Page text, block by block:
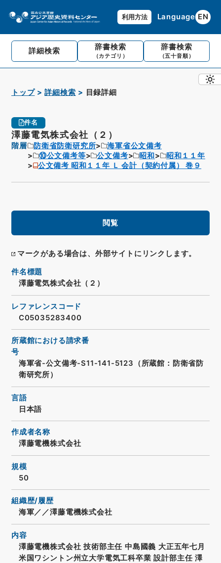
利用方法 Language EN
詳細検索 辞書検索
（カテゴリ）
辞書検索
（五十音順）
トップ 詳細検索 目録詳細
件名
澤藤電気株式会社（２）
階層 防衛省防衛研究所
海軍省公文備考
⑩公文備考等
公文備考 昭和
昭和１１年
公文備考 昭和１１年 Ｌ 会計（契約付属） 巻９
閲覧
マークがある場合は、外部サイトにリンクします。
件名標題
澤藤電気株式会社（２）
レファレンスコード
C05035283400
所蔵館における請求番
号
海軍省-公文備考-S11-141-5123（所蔵館：防衛省防
衛研究所）
言語
日本語
作成者名称
澤藤電機株式会社
規模
50
組織歴/履歴
海軍／／澤藤電機株式会社
内容
澤藤電機株式会社 技術部主任 中島國義 大正五年七月
米国ワシントン州立大学電気工科卒業 設計部主任 澤